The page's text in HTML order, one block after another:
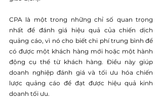
CPA là một trong những chỉ số quan trọng
nhất để đánh giá hiệu quả của chiến dịch
quảng cáo, vì nó cho biết chi phí trung bình để
có được một khách hàng mới hoặc một hành
động cụ thể từ khách hàng. Điều này giúp
doanh nghiệp đánh giá và tối ưu hóa chiến
lược quảng cáo để đạt được hiệu quả kinh
doanh tối ưu.